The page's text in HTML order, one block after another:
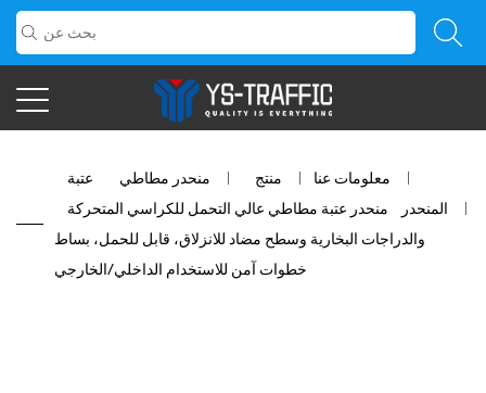
معلومات عنا منتج منحدر مطاطي عتبة
المنحدر منحدر عتبة مطاطي عالي التحمل للكراسي المتحركة
والدراجات البخارية وسطح مضاد للانزلاق، قابل للحمل، بساط
خطوات آمن للاستخدام الداخلي/الخارجي